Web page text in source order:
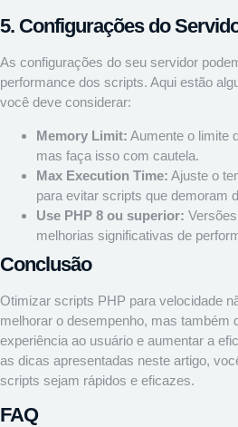
5. Configurações do
As configurações do seu servidor
performance dos scripts. Aqui estão
você deve considerar:
Memory Limit: Aumente o limite
mas faça isso com cautela.
Max Execution Time: Ajuste o
para evitar scripts que demoram
Use PHP 8 ou superior:
melhorias significativas de
Conclusão
Otimizar scripts PHP para velocidade
melhorar o desempenho, mas também
experiência ao usuário e aumentar a
as dicas apresentadas neste artigo,
scripts sejam rápidos e eficazes.
FAQ